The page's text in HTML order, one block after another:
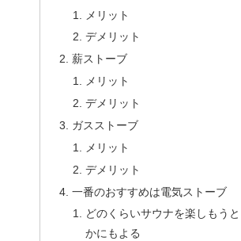
メリット
デメリット
薪ストーブ
メリット
デメリット
ガスストーブ
メリット
デメリット
一番のおすすめは電気ストーブ
どのくらいサウナを楽しもう
かにもよる